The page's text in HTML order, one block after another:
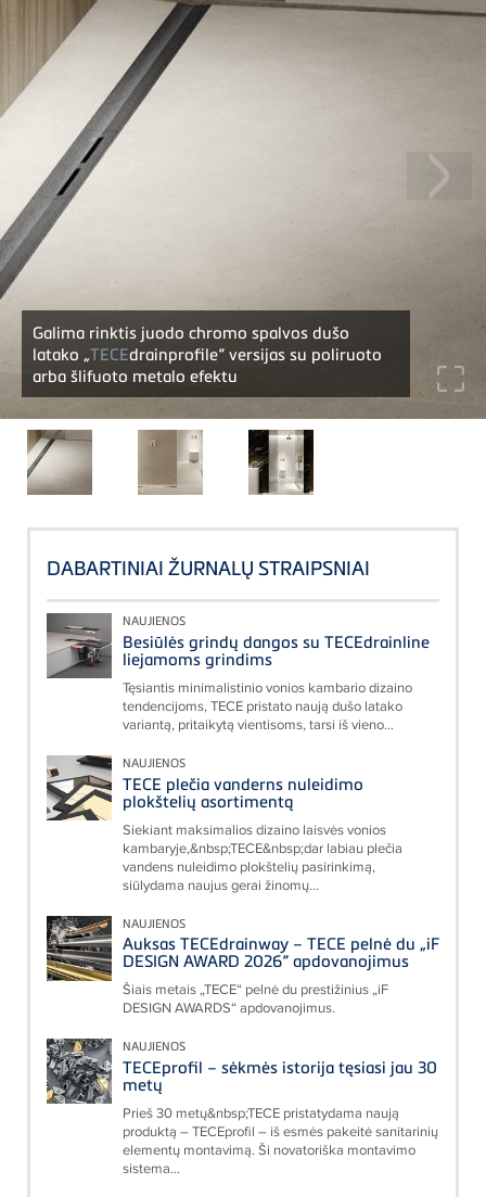
Galima rinktis juodo chromo spalvos dušo
latako „TECEdrainprofile“ versijas su poliruoto
arba šlifuoto metalo efektu
DABARTINIAI ŽURNALŲ STRAIPSNIAI
NAUJIENOS
Besiūlės grindų dangos su TECEdrainline
liejamoms grindims
Tęsiantis minimalistinio vonios kambario dizaino
tendencijoms, TECE pristato naują dušo latako
variantą, pritaikytą vientisoms, tarsi iš vieno...
NAUJIENOS
TECE plečia vanderns nuleidimo
plokštelių asortimentą
Siekiant maksimalios dizaino laisvės vonios
kambaryje,&nbsp;TECE&nbsp;dar labiau plečia
vandens nuleidimo plokštelių pasirinkimą,
siūlydama naujus gerai žinomų...
NAUJIENOS
Auksas TECEdrainway – TECE pelnė du „iF
DESIGN AWARD 2026“ apdovanojimus
Šiais metais „TECE“ pelnė du prestižinius „iF
DESIGN AWARDS“ apdovanojimus.
NAUJIENOS
TECEprofil – sėkmės istorija tęsiasi jau 30
metų
Prieš 30 metų&nbsp;TECE pristatydama naują
produktą – TECEprofil – iš esmės pakeitė sanitarinių
elementų montavimą. Ši novatoriška montavimo
sistema...